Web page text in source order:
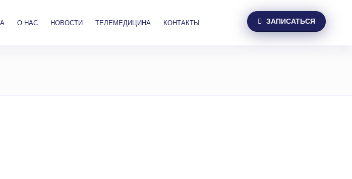
О НАС НОВОСТИ ТЕЛЕМЕДИЦИНА КОНТАКТЫ ЗАПИСАТЬСЯ